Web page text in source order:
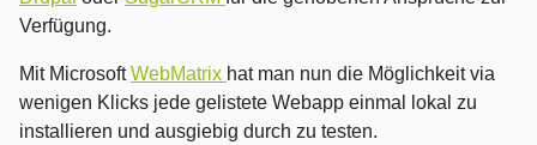
Verfügung.
Mit MicrosoftWebMatrix hat man nun die Möglichkeit via
wenigen Klicks jede gelistete Webapp einmal lokal zu
installieren und ausgiebig durch zu testen.